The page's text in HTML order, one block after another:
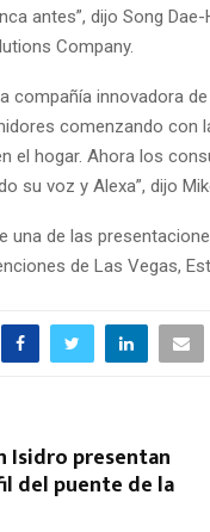
antes”, dijo Song
Company.
compañía innovadora
comenzando con
el hogar. Ahora los
su voz y Alexa”, dijo
una de las
de Las Vegas,
Isidro presentan
del puente de la